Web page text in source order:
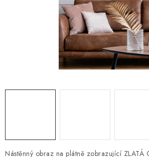
CHOVATELSKÉ POTŘEBY
DOPLŇKY A DEKORACE
OSTATNÍ
VÝPRODEJ
Nástěnný obraz na plátně zobrazující ZLATÁ